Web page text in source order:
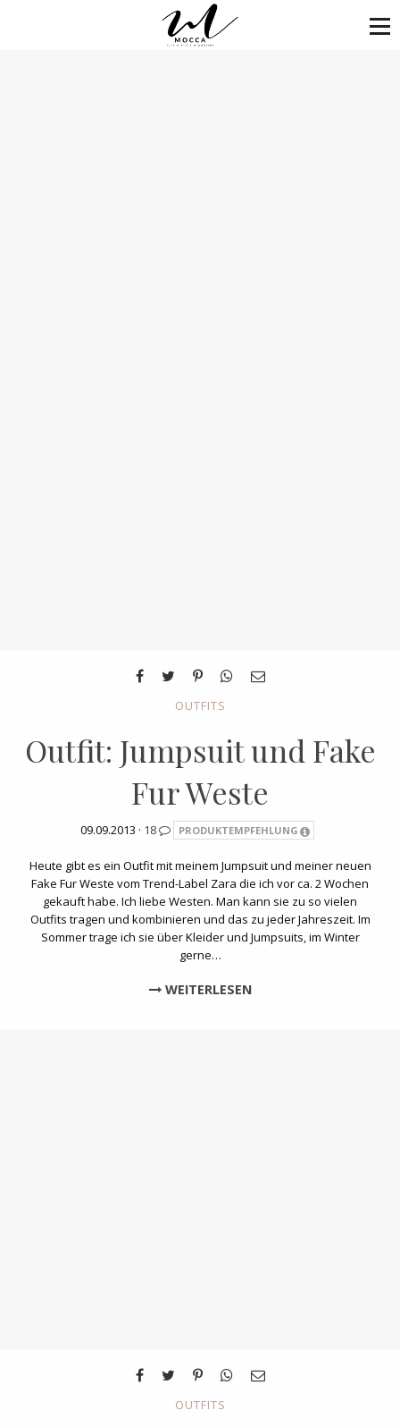
OUTFITS
Outfit: Jumpsuit und Fake
Fur Weste
09.09.2013 · 18 PRODUKTEMPFEHLUNG
Heute gibt es ein Outfit mit meinem Jumpsuit und meiner neuen
Fake Fur Weste vom Trend-Label Zara die ich vor ca. 2 Wochen
gekauft habe. Ich liebe Westen. Man kann sie zu so vielen
Outfits tragen und kombinieren und das zu jeder Jahreszeit. Im
Sommer trage ich sie über Kleider und Jumpsuits, im Winter
gerne…
WEITERLESEN
OUTFITS